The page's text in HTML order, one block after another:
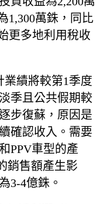
1,300萬銖，同比
更多地利用稅收
業績將較第1季度
季且公共假期較
步復蘇，原因是
確認收入。需要
PPV車型的產
銷售額產生影
3-4億銖。